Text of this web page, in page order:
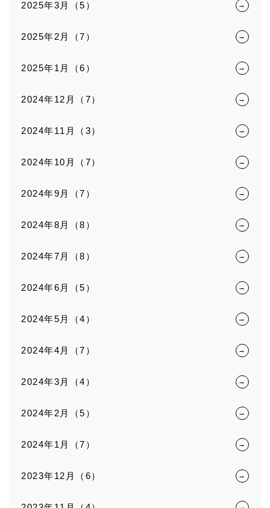
2025年3月（5）
2025年2月（7）
2025年1月（6）
2024年12月（7）
2024年11月（3）
2024年10月（7）
2024年9月（7）
2024年8月（8）
2024年7月（8）
2024年6月（5）
2024年5月（4）
2024年4月（7）
2024年3月（4）
2024年2月（5）
2024年1月（7）
2023年12月（6）